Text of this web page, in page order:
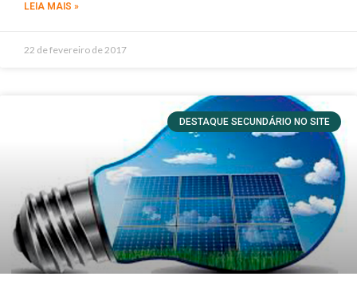
LEIA MAIS »
22 de fevereiro de 2017
DESTAQUE SECUNDÁRIO NO SITE